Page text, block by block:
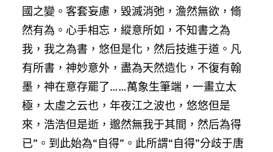
國之變。客套妄慮，毀滅消弛，澹然無欲，翛
然有為。心手相忘，縱意所如，不知書之為
我，我之為書，悠但是化，然后技進于道。凡
有所書，神妙意外，盡為天然造化，不復有翰
墨，神在意存罷了……萬象生筆端，一畫立太
極，太虛之云也，年夜江之波也，悠悠但是
來，浩浩但是逝，邈然無我于其間，然后為得
已”。到此始為“自得”。此所謂“自得”分歧于唐